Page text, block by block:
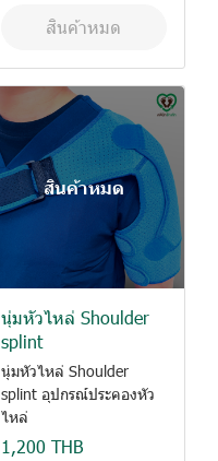
สินค้าหมด
สินค้าหมด
นุ่มหัวไหล่ Shoulder
splint
นุ่มหัวไหล่ Shoulder
splint อุปกรณ์ประคองหัว
ไหล่
1,200 THB